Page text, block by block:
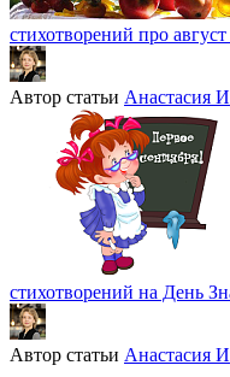
стихотворений про
Автор статьи Анастасия
стихотворений на День
Автор статьи Анастасия